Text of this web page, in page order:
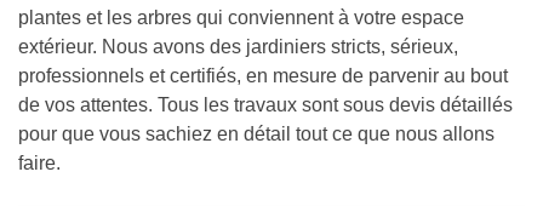
plantes et les arbres qui conviennent à votre espace
extérieur. Nous avons des jardiniers stricts, sérieux,
professionnels et certifiés, en mesure de parvenir au bout
de vos attentes. Tous les travaux sont sous devis détaillés
pour que vous sachiez en détail tout ce que nous allons
faire.